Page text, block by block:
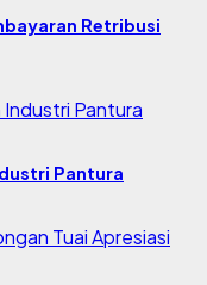
Retribusi
Pantura